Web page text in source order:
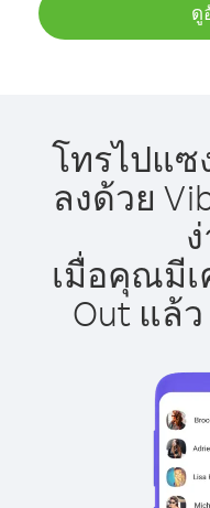
ดู
โทรไปแซ
ลงด้วย
เมื่อคุณมี
Out แล้